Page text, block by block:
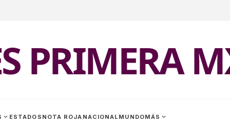
PRIMERA
expand_more ESTADOS NOTA ROJA NACIONAL MUNDOMÁS expand_more